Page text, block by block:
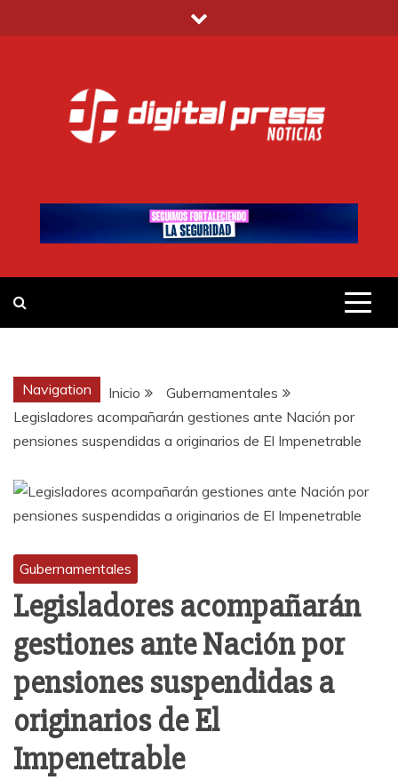
al
DIGITAL PRESS
Navigation Inicio
Gubernamentales
Legisladores acompañarán gestiones ante Nación por
pensiones suspendidas a originarios de El Impenetrable
Gubernamentales
Legisladores acompañarán
gestiones ante Nación por
pensiones suspendidas a
originarios de El
Impenetrable